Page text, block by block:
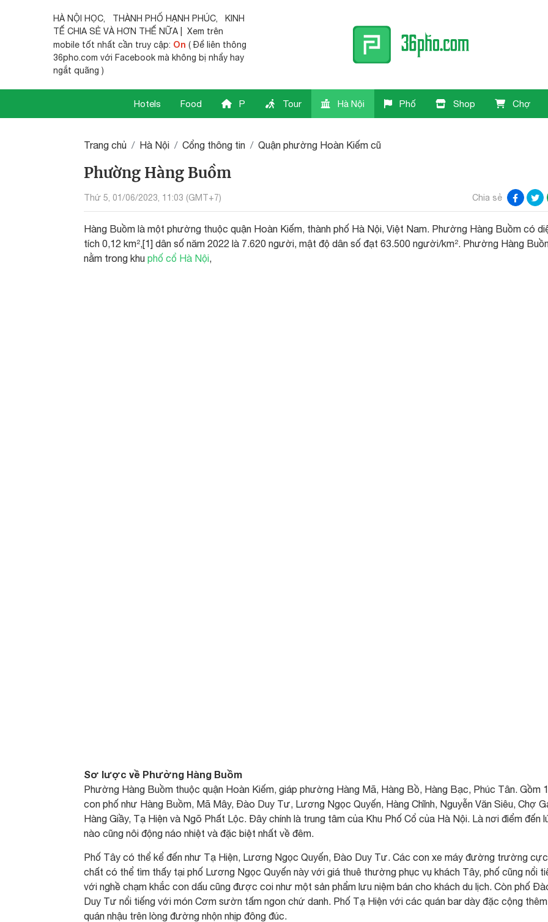
HÀ NỘI HỌC, THÀNH PHỐ HẠNH PHÚC,
KINH
TẾ CHIA SẺ VÀ HƠN THẾ NỮA | Xem trên
mobile tốt nhất cần truy cập: On ( Để liên thông
36pho.com với Facebook mà không bị nhẩy hay
ngắt quãng )
Hotels Food P Tour Hà Nội Phố Shop Chợ
Trang chủ Hà Nội Cổng thông tin Quận phường Hoàn Kiếm cũ
Phường Hàng Buồm
Thứ 5, 01/06/2023, 11:03 (GMT+7) Chia sẻ
Hàng Buồm là một phường thuộc quận Hoàn Kiếm, thành phố Hà Nội, Việt Nam. Phường Hàng Buồm có
tích 0,12 km²,[1] dân số năm 2022 là 7.620 người, mật độ dân số đạt 63.500 người/km². Phường Hàng
nằm trong khu phố cổ Hà Nội,
Sơ lược về Phường Hàng Buồm
Phường Hàng Buồm thuộc quận Hoàn Kiếm, giáp phường Hàng Mã, Hàng Bồ, Hàng Bạc, Phúc Tân. Gồm
con phố như Hàng Buồm, Mã Mây, Đào Duy Tư, Lương Ngọc Quyến, Hàng Chĩnh, Nguyễn Văn Siêu, Chợ
Hàng Giầy, Tạ Hiện và Ngõ Phất Lộc. Đây chính là trung tâm của Khu Phố Cổ của Hà Nội. Là nơi điểm đến
nào cũng nôi động náo nhiệt và đặc biệt nhất về đêm.
Phố Tây có thể kể đến như Tạ Hiện, Lương Ngọc Quyến, Đào Duy Tư. Các con xe máy đường trường cực
chất có thể tìm thấy tại phố Lương Ngọc Quyến này với giá thuê thường phục vụ khách Tây, phố cũng nổi
với nghề chạm khắc con dấu cũng được coi như một sản phẩm lưu niệm bán cho khách du lịch. Còn phố
Duy Tư nổi tiếng với món Cơm sườn tấm ngon chứ danh. Phố Tạ Hiện với các quán bar dày đặc cộng
quán nhậu trên lòng đường nhộn nhịp đông đúc.